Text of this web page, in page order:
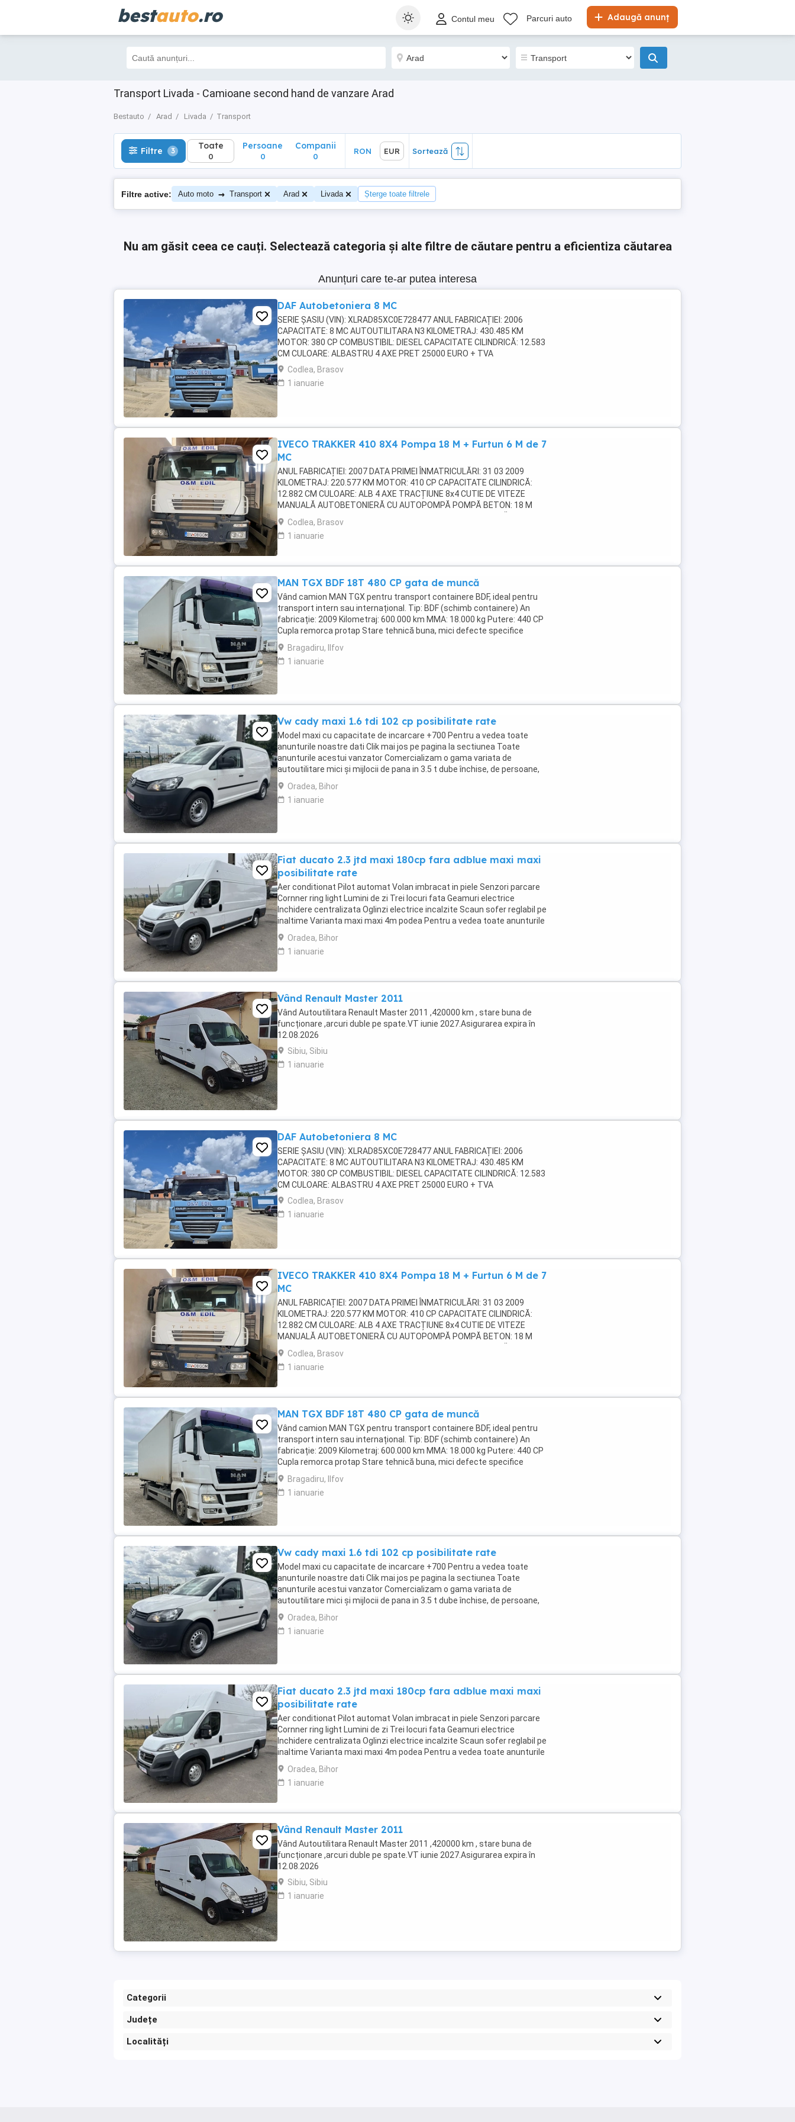
bestauto.ro Adaugă anunț
Contul meu Parcuri auto
Transport Livada - Camioane second hand de vanzare Arad
Bestauto Arad Livada Transport
Filtre 3 Toate
0
Sortează
Filtre 3 Toate
0
Persoane
0
Companii
0
RON EUR Sortează
Filtre active: Auto moto → Transport Arad Livada Șterge toate filtrele
Nu am găsit ceea ce cauți. Selectează categoria și alte filtre de căutare pentru a eficientiza căutarea
Anunțuri care te-ar putea interesa
DAF Autobetoniera 8 MC
SERIE ȘASIU (VIN): XLRAD85XC0E728477 ANUL FABRICAȚIEI: 2006
CAPACITATE: 8 MC AUTOUTILITARA N3 KILOMETRAJ: 430.485 KM
MOTOR: 380 CP COMBUSTIBIL: DIESEL CAPACITATE CILINDRICĂ: 12.583
CM CULOARE: ALBASTRU 4 AXE PRET 25000 EURO + TVA
Codlea, Brasov
1 ianuarie
IVECO TRAKKER 410 8X4 Pompa 18 M + Furtun 6 M de 7
MC
ANUL FABRICAȚIEI: 2007 DATA PRIMEI ÎNMATRICULĂRI: 31 03 2009
KILOMETRAJ: 220.577 KM MOTOR: 410 CP CAPACITATE CILINDRICĂ:
12.882 CM CULOARE: ALB 4 AXE TRACȚIUNE 8x4 CUTIE DE VITEZE
MANUALĂ AUTOBETONIERĂ CU AUTOPOMPĂ POMPĂ BETON: 18 M
FURTUN SUPLIMENTAR: 6 M CAPACITATE: 7 M MASA MAXIMĂ
AUTORIZATĂ ...
Codlea, Brasov
1 ianuarie
MAN TGX BDF 18T 480 CP gata de muncă
Vând camion MAN TGX pentru transport containere BDF, ideal pentru
transport intern sau internațional. Tip: BDF (schimb containere) An
fabricație: 2009 Kilometraj: 600.000 km MMA: 18.000 kg Putere: 440 CP
Cupla remorca protap Stare tehnică buna, mici defecte specifice
varstei. Atentie! Containerul nu ...
Bragadiru, Ilfov
1 ianuarie
Vw cady maxi 1.6 tdi 102 cp posibilitate rate
Model maxi cu capacitate de incarcare +700 Pentru a vedea toate
anunturile noastre dati Clik mai jos pe pagina la sectiunea Toate
anunturile acestui vanzator Comercializam o gama variata de
autoutilitare mici și mijlocii de pana in 3.5 t dube închise, de persoane,
doka sau tip vw cady. Se pot comercializa ...
Oradea, Bihor
1 ianuarie
Fiat ducato 2.3 jtd maxi 180cp fara adblue maxi maxi
posibilitate rate
Aer conditionat Pilot automat Volan imbracat in piele Senzori parcare
Cornner ring light Lumini de zi Trei locuri fata Geamuri electrice
Inchidere centralizata Oglinzi electrice incalzite Scaun sofer reglabil pe
inaltime Varianta maxi maxi 4m podea Pentru a vedea toate anunturile
noastre dati Clik mai ...
Oradea, Bihor
1 ianuarie
Vând Renault Master 2011
Vând Autoutilitara Renault Master 2011 ,420000 km , stare buna de
funcționare ,arcuri duble pe spate.VT iunie 2027.Asigurarea expira în
12.08.2026
Sibiu, Sibiu
1 ianuarie
DAF Autobetoniera 8 MC
SERIE ȘASIU (VIN): XLRAD85XC0E728477 ANUL FABRICAȚIEI: 2006
CAPACITATE: 8 MC AUTOUTILITARA N3 KILOMETRAJ: 430.485 KM
MOTOR: 380 CP COMBUSTIBIL: DIESEL CAPACITATE CILINDRICĂ: 12.583
CM CULOARE: ALBASTRU 4 AXE PRET 25000 EURO + TVA
Codlea, Brasov
1 ianuarie
IVECO TRAKKER 410 8X4 Pompa 18 M + Furtun 6 M de 7
MC
ANUL FABRICAȚIEI: 2007 DATA PRIMEI ÎNMATRICULĂRI: 31 03 2009
KILOMETRAJ: 220.577 KM MOTOR: 410 CP CAPACITATE CILINDRICĂ:
12.882 CM CULOARE: ALB 4 AXE TRACȚIUNE 8x4 CUTIE DE VITEZE
MANUALĂ AUTOBETONIERĂ CU AUTOPOMPĂ POMPĂ BETON: 18 M
FURTUN SUPLIMENTAR: 6 M CAPACITATE: 7 M MASA MAXIMĂ
AUTORIZATĂ ...
Codlea, Brasov
1 ianuarie
MAN TGX BDF 18T 480 CP gata de muncă
Vând camion MAN TGX pentru transport containere BDF, ideal pentru
transport intern sau internațional. Tip: BDF (schimb containere) An
fabricație: 2009 Kilometraj: 600.000 km MMA: 18.000 kg Putere: 440 CP
Cupla remorca protap Stare tehnică buna, mici defecte specifice
varstei. Atentie! Containerul nu ...
Bragadiru, Ilfov
1 ianuarie
Vw cady maxi 1.6 tdi 102 cp posibilitate rate
Model maxi cu capacitate de incarcare +700 Pentru a vedea toate
anunturile noastre dati Clik mai jos pe pagina la sectiunea Toate
anunturile acestui vanzator Comercializam o gama variata de
autoutilitare mici și mijlocii de pana in 3.5 t dube închise, de persoane,
doka sau tip vw cady. Se pot comercializa ...
Oradea, Bihor
1 ianuarie
Fiat ducato 2.3 jtd maxi 180cp fara adblue maxi maxi
posibilitate rate
Aer conditionat Pilot automat Volan imbracat in piele Senzori parcare
Cornner ring light Lumini de zi Trei locuri fata Geamuri electrice
Inchidere centralizata Oglinzi electrice incalzite Scaun sofer reglabil pe
inaltime Varianta maxi maxi 4m podea Pentru a vedea toate anunturile
noastre dati Clik mai ...
Oradea, Bihor
1 ianuarie
Vând Renault Master 2011
Vând Autoutilitara Renault Master 2011 ,420000 km , stare buna de
funcționare ,arcuri duble pe spate.VT iunie 2027.Asigurarea expira în
12.08.2026
Sibiu, Sibiu
1 ianuarie
Categorii
Județe
Localități